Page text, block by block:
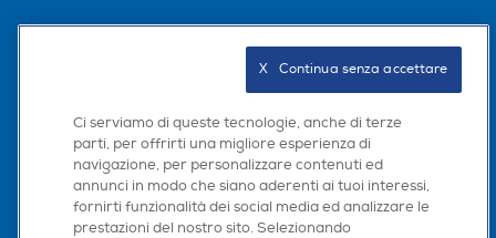
Scarica la nostra app
Ci serviamo di queste tecnologie, anche di terze
parti, per offrirti una migliore esperienza di
navigazione, per personalizzare contenuti ed
annunci in modo che siano aderenti ai tuoi interessi,
fornirti funzionalità dei social media ed analizzare le
prestazioni del nostro sito. Selezionando
X   Continua senza accettare